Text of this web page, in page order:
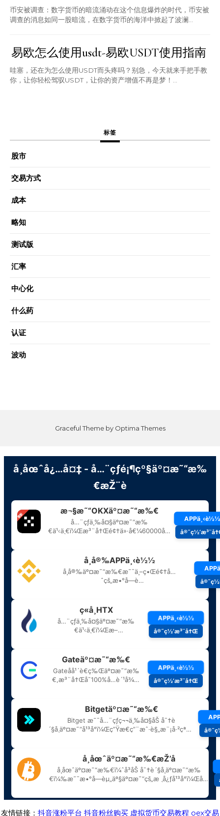
币安被调查：数字货币的暗流涌动在这个信息爆炸的时代，币安被
调查的消息如同一股暗流，在数字货币的海洋中掀起了波澜...
易欧怎么使用usdt-易欧USDT使用指南
哇塞，还在为怎么使用USDT而头疼吗？别急，今天就来手把手教
你，让你轻松驾驭USDT，让你的资产增值不再是梦！...
标签
股市
交易方式
成本
略知
测试版
汇率
中心化
什么药
认证
波动
Graceful Theme by Optima Themes
友情链接： 抖音涨粉平台 抖音粉丝购买 虚拟货币交易教程 oex交易